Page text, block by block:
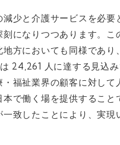
減少と介護サービスを必
になりつつあります。
地方においても同様であ
24,261 人に達する見込み
福祉業界の顧客に対し
で働く場を提供するこ
致したことにより、実現